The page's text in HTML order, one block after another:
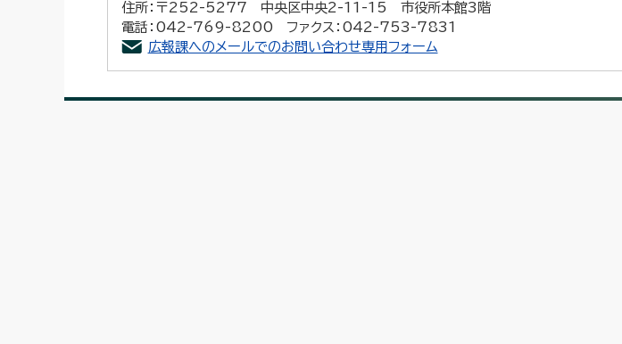
住所：〒252-5277 中央区中央2-11-15 市役所本館3階
電話：042-769-8200 ファクス：042-753-7831
広報課へのメールでのお問い合わせ専用フォーム